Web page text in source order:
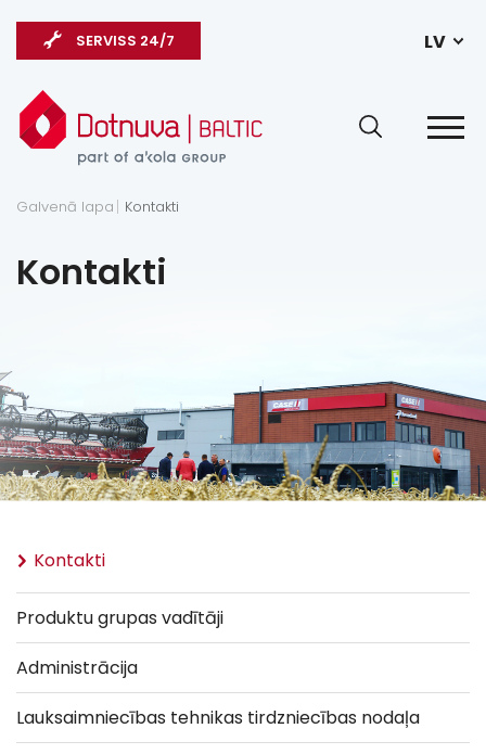
LV
SERVISS 24/7
Galvenā lapa Kontakti
Kontakti
Kontakti
Produktu grupas vadītāji
Administrācija
Lauksaimniecības tehnikas tirdzniecības nodaļa